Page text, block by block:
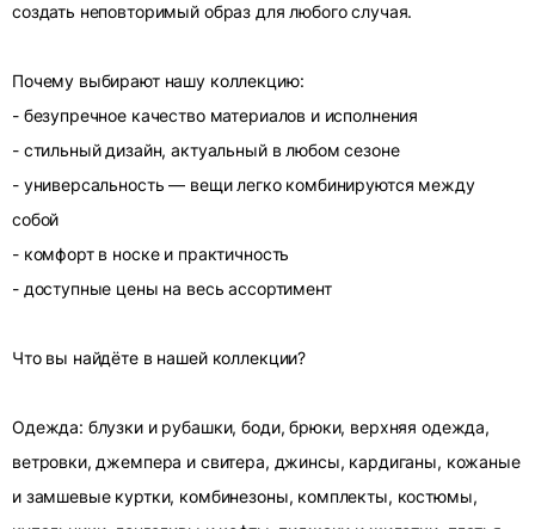
создать неповторимый образ для любого случая.
Почему выбирают нашу коллекцию:
- безупречное качество материалов и исполнения
- стильный дизайн, актуальный в любом сезоне
- универсальность — вещи легко комбинируются между
собой
- комфорт в носке и практичность
- доступные цены на весь ассортимент
Что вы найдёте в нашей коллекции?
Одежда: блузки и рубашки, боди, брюки, верхняя одежда,
ветровки, джемпера и свитера, джинсы, кардиганы, кожаные
и замшевые куртки, комбинезоны, комплекты, костюмы,